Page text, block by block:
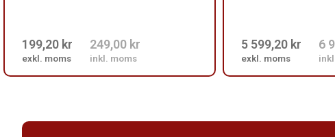
199,20 kr
exkl. moms
249,00 kr
inkl. moms
5 599,20 kr
exkl. moms
6